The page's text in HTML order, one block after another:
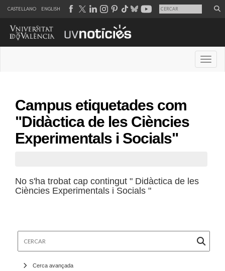
CASTELLANO ENGLISH
Campus etiquetades com
"Didàctica de les Ciències
Experimentals i Socials"
No s'ha trobat cap contingut " Didàctica de les
Ciències Experimentals i Socials "
Cerca avançada